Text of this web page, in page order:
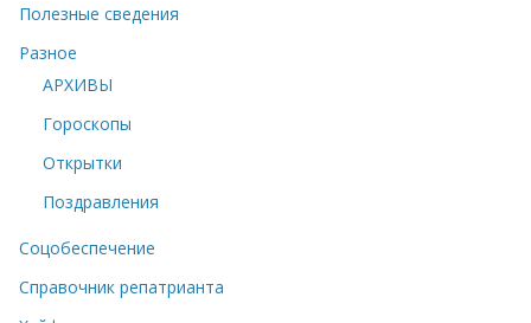
Полезные сведения
Разное
АРХИВЫ
Гороскопы
Открытки
Поздравления
Соцобеспечение
Справочник репатрианта